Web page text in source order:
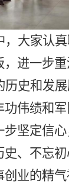
，大家认
，进一步
历史和发
功伟绩和
步坚定信
史、不忘
创业的精